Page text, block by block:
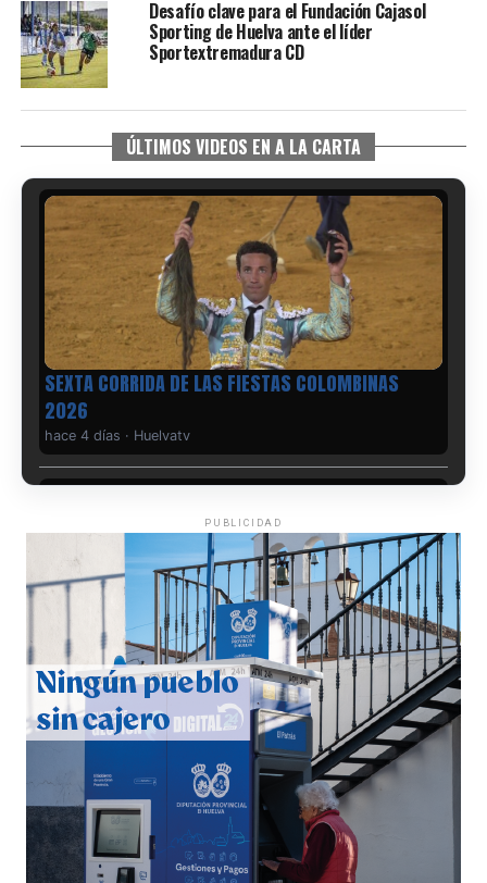
Desafío clave para el Fundación Cajasol
Sporting de Huelva ante el líder
Sportextremadura CD
ÚLTIMOS VIDEOS EN A LA CARTA
6º DÍA DE LAS FIESTAS COLOMBINAS 2026
hace 5 días
QUINTA CORRIDA DE LAS FIESTAS COLOMBINAS
2026
hace 5 días·Huelvatv
PUBLICIDAD